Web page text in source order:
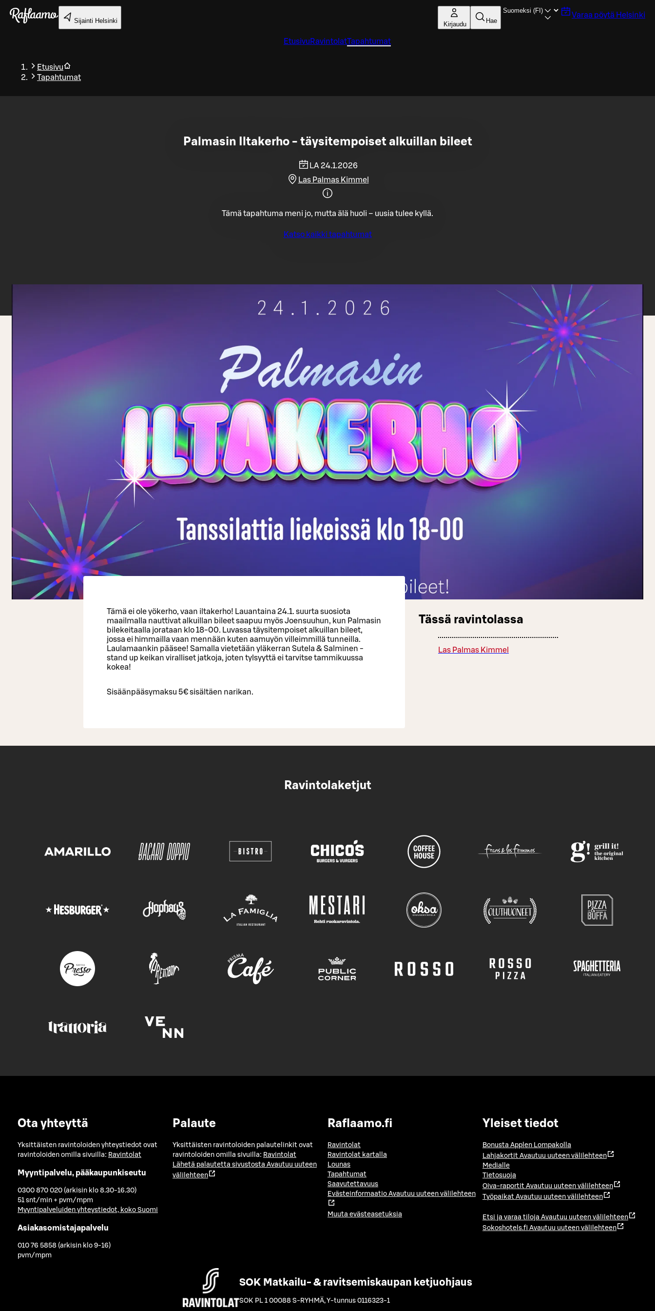
Siirry pääsisältöön
Sijainti Helsinki Kirjaudu Hae
Varaa pöytä Helsinki
Etusivu RavintolatTapahtumat
Etusivu
Tapahtumat
Takaisin
Palmasin Iltakerho - täysitempoiset alkuillan bileet
LA 24.1.2026
Las Palmas Kimmel
Tämä tapahtuma meni jo, mutta älä huoli – uusia tulee kyllä.
Katso kaikki tapahtumat
Tämä ei ole yökerho, vaan iltakerho! Lauantaina 24.1. suurta suosiota
maailmalla nauttivat alkuillan bileet saapuu myös Joensuuhun, kun Palmasin
bilekeitaalla jorataan klo 18-00. Luvassa täysitempoiset alkuillan bileet,
jossa ei himmailla vaan mennään kuten aamuyön villeimmillä tunneilla.
Laulamaankin pääsee! Samalla vietetään yläkerran Sutela & Salminen -
stand up keikan viralliset jatkoja, joten tylsyyttä ei tarvitse tammikuussa
kokea!
Sisäänpääsymaksu 5€ sisältäen narikan.
Tässä ravintolassa
Las Palmas Kimmel
Ravintolaketjut
Ota yhteyttä
Yksittäisten ravintoloiden yhteystiedot ovat
ravintoloiden omilla sivuilla: Ravintolat
Myyntipalvelu, pääkaupunkiseutu
0300 870 020 (arkisin klo 8.30-16.30)
51 snt/min + pvm/mpm
Myyntipalveluiden yhteystiedot, koko Suomi
Asiakasomistajapalvelu
010 76 5858 (arkisin klo 9-16)
pvm/mpm
Palaute
Yksittäisten ravintoloiden palautelinkit ovat
ravintoloiden omilla sivuilla: Ravintolat
Lähetä palautetta sivustosta Avautuu uuteen
välilehteen
Raflaamo.fi
Ravintolat
Ravintolat kartalla
Lounas
Tapahtumat
Saavutettavuus
Evästeinformaatio Avautuu uuteen välilehteen
Muuta evästeasetuksia
Yleiset tiedot
Bonusta Applen Lompakolla
Lahjakortit Avautuu uuteen välilehteen
Medialle
Tietosuoja
Oiva-raportit Avautuu uuteen välilehteen
Työpaikat Avautuu uuteen välilehteen
Etsi ja varaa tiloja Avautuu uuteen välilehteen
Sokoshotels.fi Avautuu uuteen välilehteen
SOK Matkailu- & ravitsemiskaupan ketjuohjaus
SOK PL 1 00088 S-RYHMÄ,Y-tunnus 0116323-1